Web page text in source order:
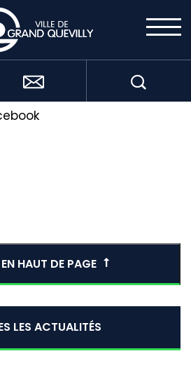
HAUT DE PAGE
LES ACTUALITÉS